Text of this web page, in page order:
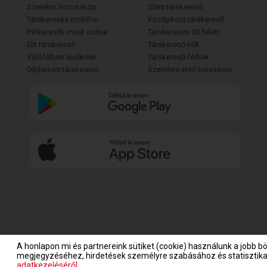
Szerelmi horoszkóp
Társkeresés mobilon
Párkeresők most online
Elit társkereső
Válófélben lévőknek
Diplomás társkereső
30as társkereső
Középkorú társkereső
Társkeresés 50 felett
Társkereső nők
Társkereső férfiak
Szerelem első keresésre
A honlapon mi és partnereink sütiket (cookie) használunk a jobb
megjegyzéséhez, hirdetések személyre szabásához és
adatkezeléséről